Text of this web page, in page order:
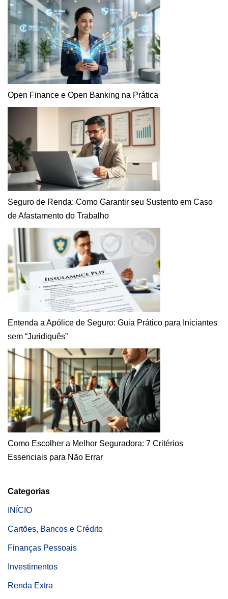
Open Finance e Open Banking na Prática
Seguro de Renda: Como Garantir seu Sustento em Caso
de Afastamento do Trabalho
Entenda a Apólice de Seguro: Guia Prático para Iniciantes
sem “Juridiquês”
Como Escolher a Melhor Seguradora: 7 Critérios
Essenciais para Não Errar
Categorias
INÍCIO
Cartões, Bancos e Crédito
Finanças Pessoais
Investimentos
Renda Extra